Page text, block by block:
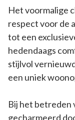
Het voormalige
respect voor de
tot een
hedendaags
stijlvol
een uniek
Bij het betreden
gecharmeerd